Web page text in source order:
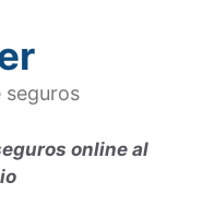
seguros
online al